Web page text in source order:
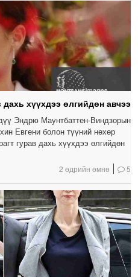
хүүхдээ өлгийдөн авчээ
Эндрю Маунтбаттен-Виндзорын
Евгени болон түүний нөхөр
гурав дахь хүүхдээ өлгийдөн
2 өдрийн өмнө 5